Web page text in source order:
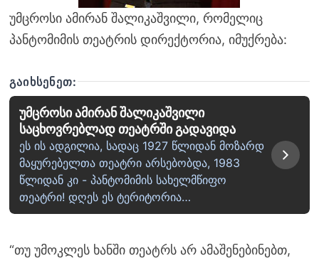
უმცროსი ამირან შალიკაშვილი, რომელიც
პანტომიმის თეატრის დირექტორია, იმუქრება:
ᲒᲐᲘᲮᲡᲔᲜᲔᲗ:
უმცროსი ამირან შალიკაშვილი
საცხოვრებლად თეატრში გადავიდა
ეს ის ადგილია, სადაც 1927 წლიდან მოზარდ
მაყურებელთა თეატრი არსებობდა, 1983
წლიდან კი - პანტომიმის სახელმწიფო
თეატრი! დღეს ეს ტერიტორია…
“თუ უმოკლეს ხანში თეატრს არ ამაშენებინებთ,